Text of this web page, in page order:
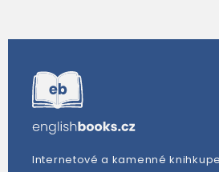
Internetové a kamenné